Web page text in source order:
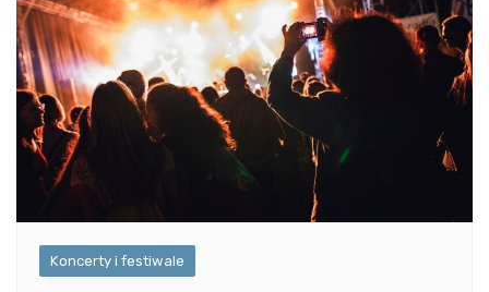
Koncerty i festiwale